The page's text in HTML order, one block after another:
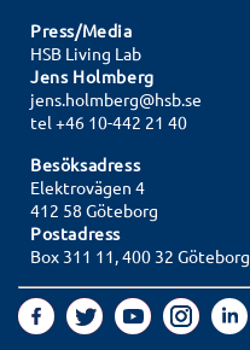
Press/Media
HSB Living Lab
Jens Holmberg
jens.holmberg@hsb.se
tel +46 10-442 21 40
Besöksadress
Elektrovägen 4
412 58 Göteborg
Postadress
Box 311 11, 400 32 Göteborg